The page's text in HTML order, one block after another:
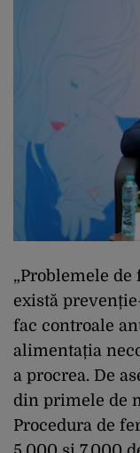
„Problemele
există
fac controale
alimentația
a procrea. De
din primele de
Procedura de